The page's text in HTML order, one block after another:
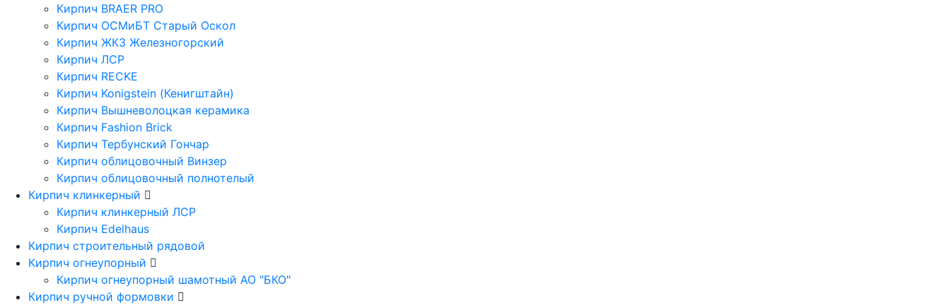
Кирпич BRAER PRO
Кирпич ОСМиБТ Старый Оскол
Кирпич ЖКЗ Железногорский
Кирпич ЛСР
Кирпич RECKE
Кирпич Konigstein (Кенигштайн)
Кирпич Вышневолоцкая керамика
Кирпич Fashion Brick
Кирпич Тербунский Гончар
Кирпич облицовочный Винзер
Кирпич облицовочный полнотелый
Кирпич клинкерный
Кирпич клинкерный ЛСР
Кирпич Edelhaus
Кирпич строительный рядовой
Кирпич огнеупорный
Кирпич огнеупорный шамотный АО "БКО"
Кирпич ручной формовки